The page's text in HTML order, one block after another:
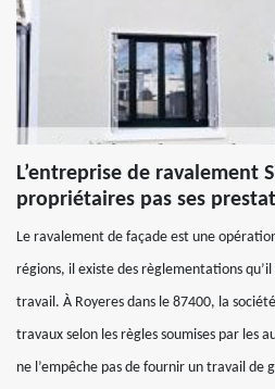
L’entreprise de ravalement
propriétaires pas ses
Le ravalement de façade est une
régions, il existe des règlementations
travail. À Royeres dans le 87400, la
travaux selon les règles soumises par les
ne l’empêche pas de fournir un travail